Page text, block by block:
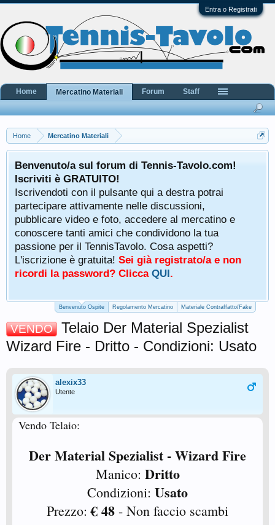
Entra o Registrati
Home Mercatino Materiali
Benvenuto/a sul forum di Tennis-Tavolo.com!
Iscriviti è GRATUITO!
Iscrivendoti con il pulsante qui a destra potrai
partecipare attivamente nelle discussioni,
pubblicare video e foto, accedere al mercatino e
conoscere tanti amici che condividono la tua
passione per il TennisTavolo. Cosa aspetti?
L'iscrizione è gratuita! Sei già registrato/a e non
ricordi la password? Clicca QUI.
Benvenuto Ospite Regolamento Mercatino Materiale Contraffatto/Fake
VENDO
Telaio Der Material Spezialist
Wizard Fire - Dritto - Condizioni: Usato
alexix33
Utente
Vendo Telaio:
Der Material Spezialist - Wizard Fire
Manico: Dritto
Condizioni: Usato
Prezzo:€ 48 - Non faccio scambi
Home Mercatino Materiali Forum Staff